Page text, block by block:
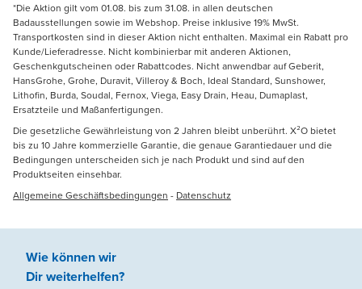
*Die Aktion gilt vom 01.08. bis zum 31.08. in allen deutschen
Badausstellungen sowie im Webshop. Preise inklusive 19% MwSt.
Transportkosten sind in dieser Aktion nicht enthalten. Maximal ein Rabatt pro
Kunde/Lieferadresse. Nicht kombinierbar mit anderen Aktionen,
Geschenkgutscheinen oder Rabattcodes. Nicht anwendbar auf Geberit,
HansGrohe, Grohe, Duravit, Villeroy & Boch, Ideal Standard, Sunshower,
Lithofin, Burda, Soudal, Fernox, Viega, Easy Drain, Heau, Dumaplast,
Ersatzteile und Maßanfertigungen.
Die gesetzliche Gewährleistung von 2 Jahren bleibt unberührt. X²O bietet
bis zu 10 Jahre kommerzielle Garantie, die genaue Garantiedauer und die
Bedingungen unterscheiden sich je nach Produkt und sind auf den
Produktseiten einsehbar.
Allgemeine Geschäftsbedingungen - Datenschutz
Wie können wir
Dir weiterhelfen?